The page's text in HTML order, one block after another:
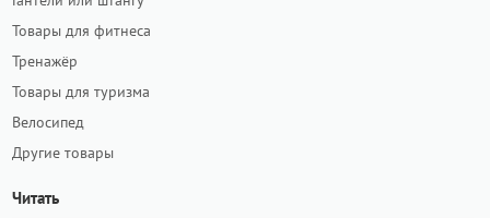
Товары для фитнеса
Тренажёр
Товары для туризма
Велосипед
Другие товары
Читать